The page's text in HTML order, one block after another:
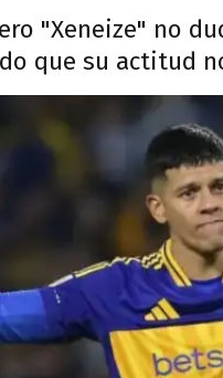
"Xeneize" no
que su actitud